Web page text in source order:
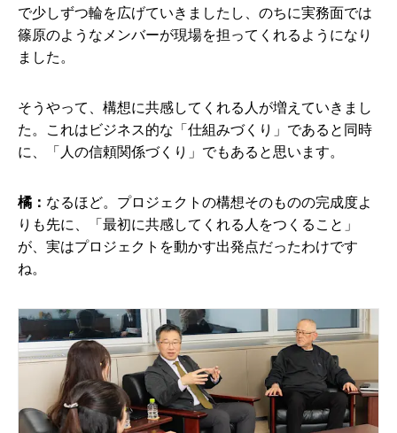
で少しずつ輪を広げていきましたし、のちに実務面では
篠原のようなメンバーが現場を担ってくれるようになり
ました。
そうやって、構想に共感してくれる人が増えていきまし
た。これはビジネス的な「仕組みづくり」であると同時
に、「人の信頼関係づくり」でもあると思います。
橘： なるほど。プロジェクトの構想そのものの完成度よ
りも先に、「最初に共感してくれる人をつくること」
が、実はプロジェクトを動かす出発点だったわけです
ね。